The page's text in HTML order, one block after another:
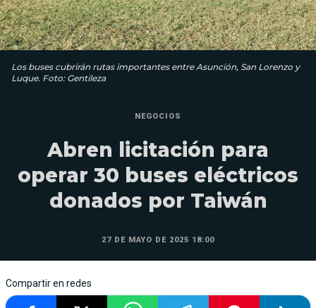
Los buses cubrirán rutas importantes entre Asunción, San Lorenzo y
Luque. Foto: Gentileza
NEGOCIOS
Abren licitación para
operar 30 buses eléctricos
donados por Taiwán
27 DE MAYO DE 2025 18:00
Compartir en redes